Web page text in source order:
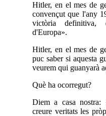
Hitler, en el mes de
convençut que l'any
victòria definitiva,
d'Europa».
Hitler, en el mes de
puc saber si aquesta
veurem qui guanyarà
Què ha ocorregut?
Diem a casa nostra:
creure veritats les